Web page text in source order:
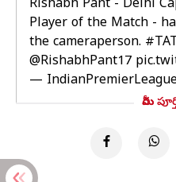
Rishabh Pant - Delhi
Player of the Match -
the cameraperson.
@RishabhPant17
—
మీరు